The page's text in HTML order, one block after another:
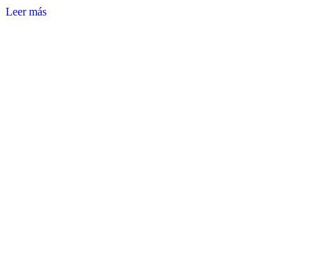
Leer más